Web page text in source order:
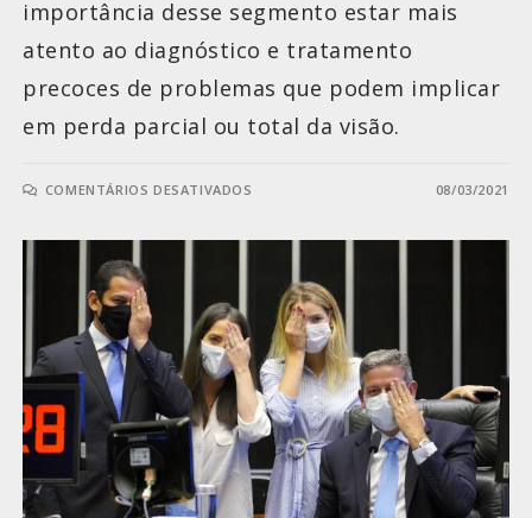
importância desse segmento estar mais
atento ao diagnóstico e tratamento
precoces de problemas que podem implicar
em perda parcial ou total da visão.
COMENTÁRIOS DESATIVADOS 08/03/2021